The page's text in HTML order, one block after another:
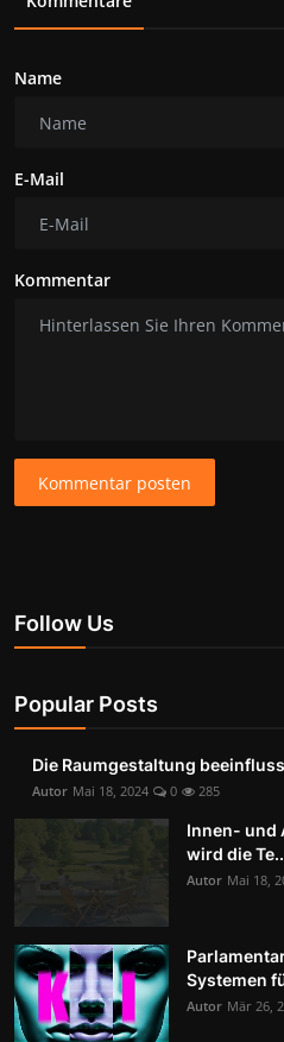
Name
E-Mail
Kommentar
Kommentar posten
Follow Us
Popular Posts
Die Raumgestaltung
Autor Mai 18, 2024 0 285
Innen- und
wird die
Autor Mai 18,
Systemen
Autor Mär 26,